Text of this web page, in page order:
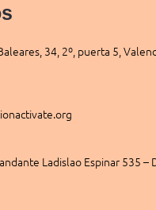
34, 2º, puerta 5,
Ladislao Espinar 535 –